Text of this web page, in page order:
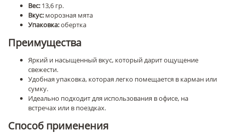
Вес: 13,6 гр.
Вкус: морозная мята
Упаковка:обертка
Преимущества
Яркий и насыщенный вкус, который дарит ощущение
свежести.
Удобная упаковка, которая легко помещается в карман или
сумку.
Идеально подходит для использования в офисе, на
встречах или в поездках.
Способ применения